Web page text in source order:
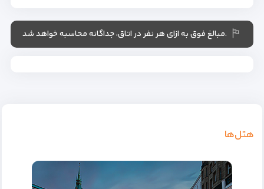
.مبالغ فوق به ازای هر نفر در اتاق، جداگانه محاسبه خواهد شد
هتل‌ها